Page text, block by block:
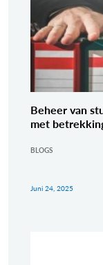
Beheer van
met
BLOGS
Juni 24, 2025